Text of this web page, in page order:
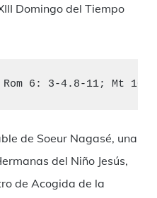
Domingo del Tiempo
6: 3-4.8-11; Mt 10:
de Soeur Nagasé, una
del Niño Jesús,
de Acogida de la